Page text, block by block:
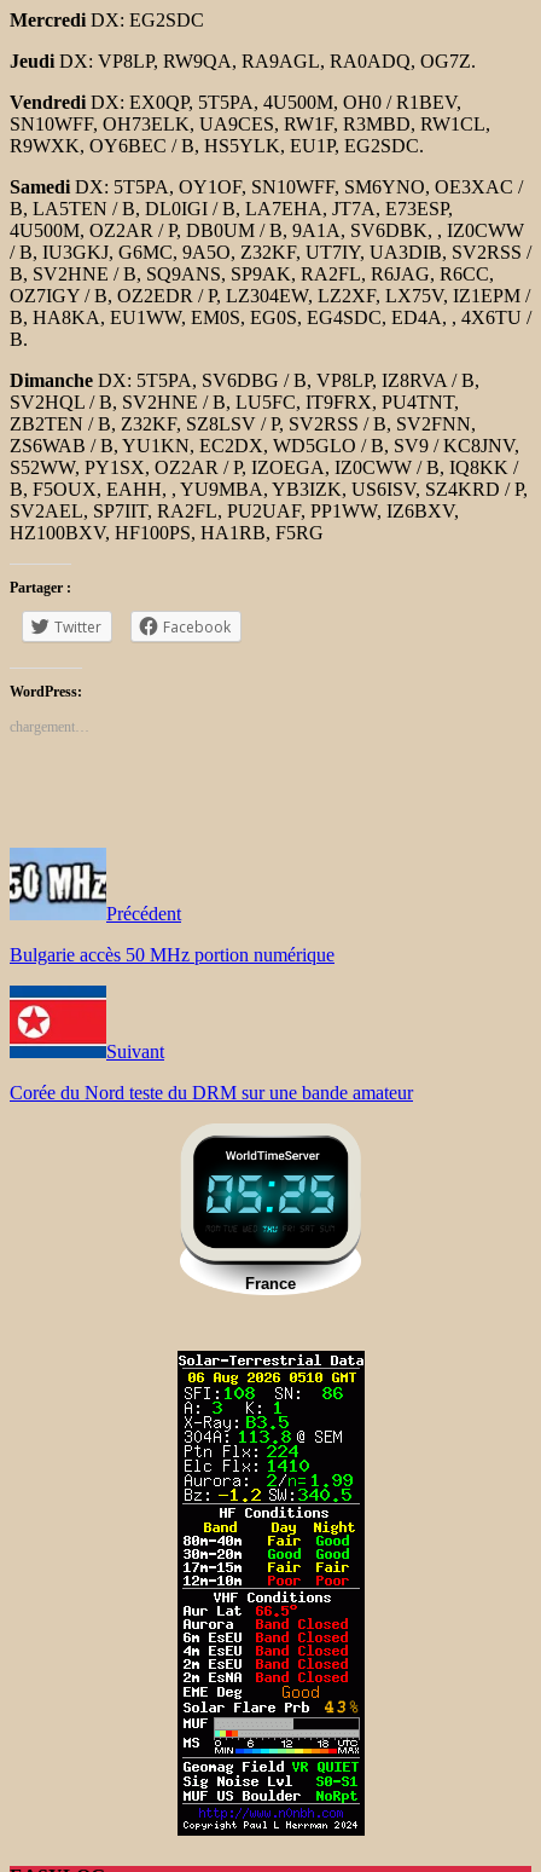
Mercredi DX: EG2SDC
Jeudi DX: VP8LP, RW9QA, RA9AGL, RA0ADQ, OG7Z.
Vendredi DX: EX0QP, 5T5PA, 4U500M, OH0 / R1BEV,
SN10WFF, OH73ELK, UA9CES, RW1F, R3MBD, RW1CL,
R9WXK, OY6BEC / B, HS5YLK, EU1P, EG2SDC.
Samedi DX: 5T5PA, OY1OF, SN10WFF, SM6YNO, OE3XAC /
B, LA5TEN / B, DL0IGI / B, LA7EHA, JT7A, E73ESP,
4U500M, OZ2AR / P, DB0UM / B, 9A1A, SV6DBK, , IZ0CWW
/ B, IU3GKJ, G6MC, 9A5O, Z32KF, UT7IY, UA3DIB, SV2RSS /
B, SV2HNE / B, SQ9ANS, SP9AK, RA2FL, R6JAG, R6CC,
OZ7IGY / B, OZ2EDR / P, LZ304EW, LZ2XF, LX75V, IZ1EPM /
B, HA8KA, EU1WW, EM0S, EG0S, EG4SDC, ED4A, , 4X6TU /
B.
Dimanche DX: 5T5PA, SV6DBG / B, VP8LP, IZ8RVA / B,
SV2HQL / B, SV2HNE / B, LU5FC, IT9FRX, PU4TNT,
ZB2TEN / B, Z32KF, SZ8LSV / P, SV2RSS / B, SV2FNN,
ZS6WAB / B, YU1KN, EC2DX, WD5GLO / B, SV9 / KC8JNV,
S52WW, PY1SX, OZ2AR / P, IZOEGA, IZ0CWW / B, IQ8KK /
B, F5OUX, EAHH, , YU9MBA, YB3IZK, US6ISV, SZ4KRD / P,
SV2AEL, SP7IIT, RA2FL, PU2UAF, PP1WW, IZ6BXV,
HZ100BXV, HF100PS, HA1RB, F5RG
Partager :
Twitter Facebook
WordPress:
chargement…
Précédent
Bulgarie accès 50 MHz portion numérique
Suivant
Corée du Nord teste du DRM sur une bande amateur